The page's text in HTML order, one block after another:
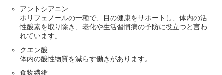
アントシアニン
ポリフェノールの一種で、目の健康をサポートし、体内の活
性酸素を取り除き、老化や生活習慣病の予防に役立つと言わ
れています。
クエン酸
体内の酸性物質を減らす働きがあります。
食物繊維